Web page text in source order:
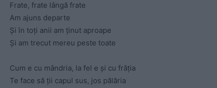
Frate, frate lângă frate
Am ajuns departe
Și în toți anii am ținut aproape
Și am trecut mereu peste toate
Cum e cu mândria, la fel e și cu frăția
Te face să ții capul sus, jos pălăria